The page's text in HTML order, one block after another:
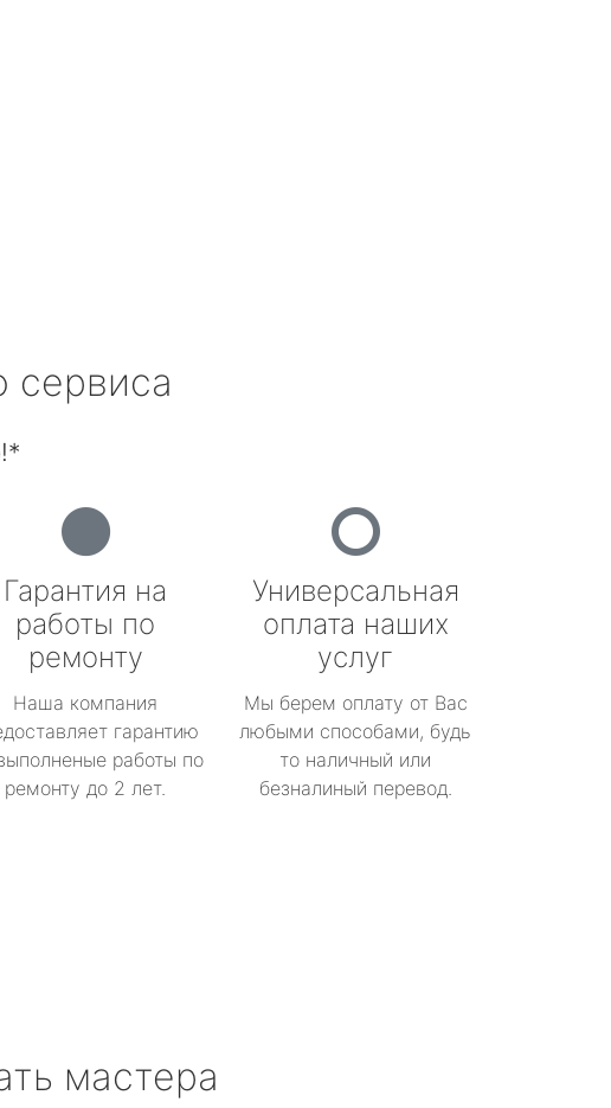
сервиса
Гарантия на
работы по
ремонту
Наша компания
гарантию
работы по
ремонту до 2 лет.
Универсальная
оплата наших
услуг
Мы берем оплату от Вас
любыми способами, будь
то наличный или
безналиный перевод.
мастера